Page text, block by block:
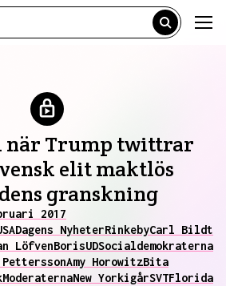
när Trump twittrar
elit maktlös
granskning
2017
Dagens NyheterRinkebyCarl Bildt
LöfvenBorisUDSocialdemokraterna
Amy HorowitzBita
ModeraternaNew YorkigårSVTFlorida